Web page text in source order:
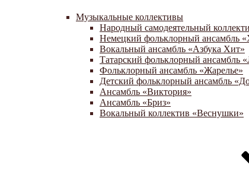
Музыкальные коллективы
Народный самодеятельный
Немецкий фольклорный ансамбль
Вокальный ансамбль «Азбука Хит»
Татарский фольклорный ансамбль
Фольклорный ансамбль «Жарелье»
Детский фольклорный ансамбль
Ансамбль «Виктория»
Ансамбль «Бриз»
Вокальный коллектив «Веснушки»